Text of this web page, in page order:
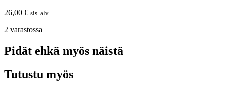
26,00 € sis. alv
2 varastossa
Pidät ehkä myös näistä
Tutustu myös